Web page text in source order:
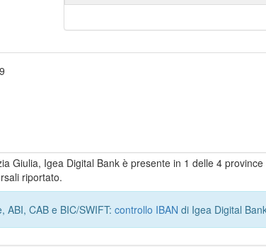
Giulia, Igea Digital Bank è presente in 1 delle 4
riportato.
ABI, CAB e BIC/SWIFT: controllo IBAN di Igea Digital